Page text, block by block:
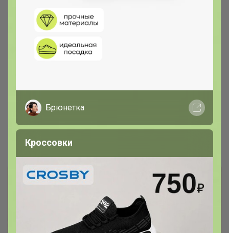
Брюнетка
Брюнетка
Кроссовки